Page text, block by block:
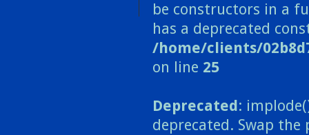
be constructors in a
has a deprecated
/home/clients/
on line 25
Deprecated:
deprecated. Swap the